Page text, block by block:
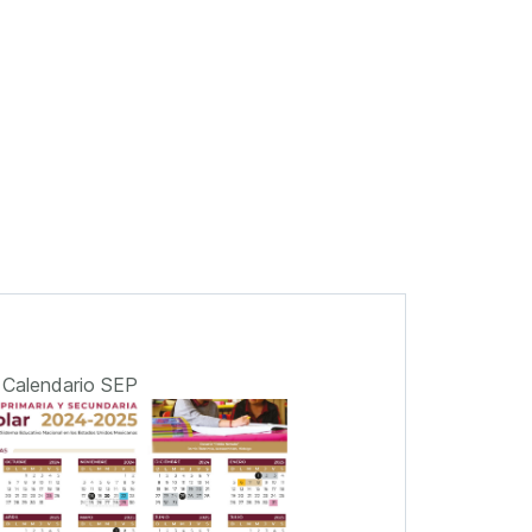
Calendario SEP